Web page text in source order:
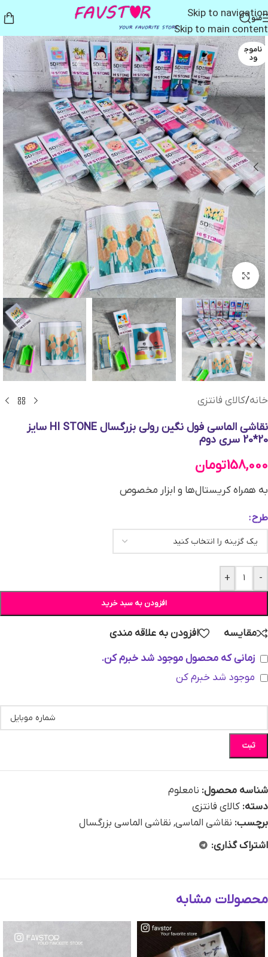
Skip to navigation
Skip to main content
منو
ناموج
ود
بزرگنمایی تصویر
خانه/کالای فانتزی
نقاشی الماسی فول نگین رولی بزرگسال HI STONE سایز
20*20 سری دوم
158,000تومان
به همراه کریستال‌ها و ابزار مخصوص
طرح
-
+
افزودن به سبد خرید
مقایسه
افزودن به علاقه مندی
زمانی که محصول موجود شد خبرم کن.
موجود شد خبرم کن
ثبت
شناسه محصول: نامعلوم
دسته: کالای فانتزی
برچسب: نقاشی الماسی, نقاشی الماسی بزرگسال
اشتراک گذاری:
محصولات مشابه